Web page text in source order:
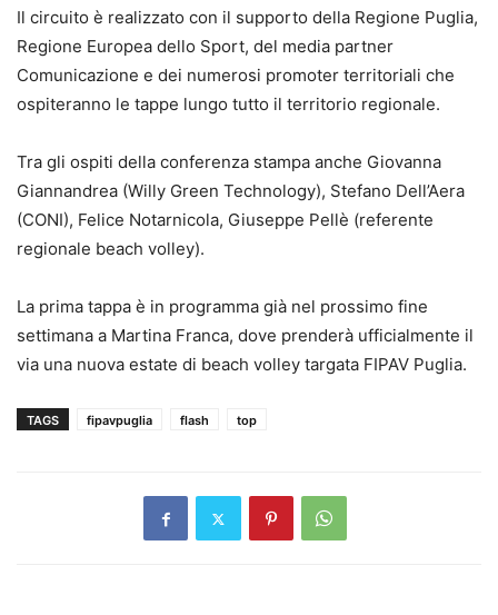
Il circuito è realizzato con il supporto della Regione Puglia,
Regione Europea dello Sport, del media partner
Comunicazione e dei numerosi promoter territoriali che
ospiteranno le tappe lungo tutto il territorio regionale.
Tra gli ospiti della conferenza stampa anche Giovanna
Giannandrea (Willy Green Technology), Stefano Dell’Aera
(CONI), Felice Notarnicola, Giuseppe Pellè (referente
regionale beach volley).
La prima tappa è in programma già nel prossimo fine
settimana a Martina Franca, dove prenderà ufficialmente il
via una nuova estate di beach volley targata FIPAV Puglia.
TAGS fipavpuglia flash top